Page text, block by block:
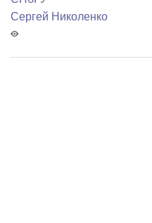
Сергей Николенко